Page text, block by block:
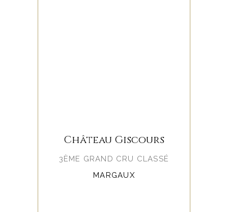
Château Giscours
3ÈME GRAND CRU CLASSÉ
MARGAUX